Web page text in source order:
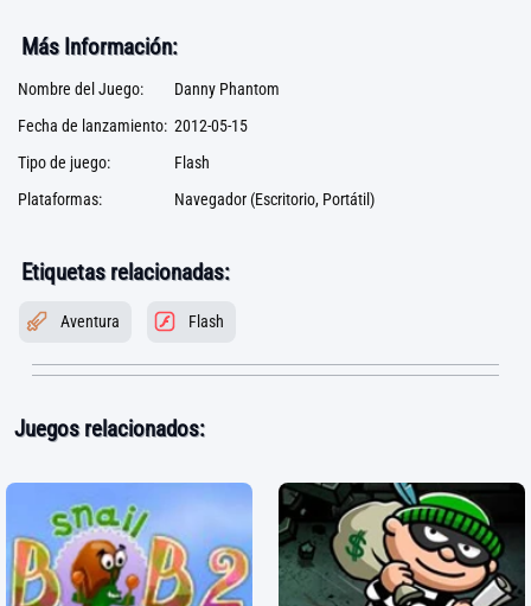
Más Información:
Nombre del Juego:
Danny Phantom
Fecha de lanzamiento: 2012-05-15
Tipo de juego:
Flash
Plataformas:
Navegador (Escritorio, Portátil)
Etiquetas relacionadas:
Aventura Flash
Juegos relacionados: